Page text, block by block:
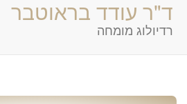
ד"ר עודד בראוטבר
רדיולוג מומחה